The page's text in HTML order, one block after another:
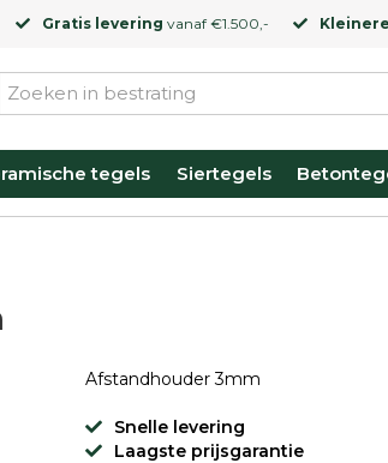
Gratis levering vanaf €1.500,-
tegels Siertegels
Afstandhouder 3mm
Snelle levering
Laagste prijsgarantie